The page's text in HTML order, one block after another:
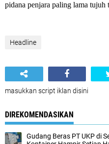
pidana penjara paling lama tujuh
Headline
masukkan script iklan disini
DIREKOMENDASIKAN
Gudang Beras PT UKP di